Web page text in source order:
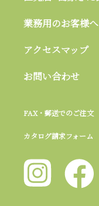
業務用のお客様へ
アクセスマップ
お問い合わせ
FAX・郵送でのご注文
カタログ請求フォーム